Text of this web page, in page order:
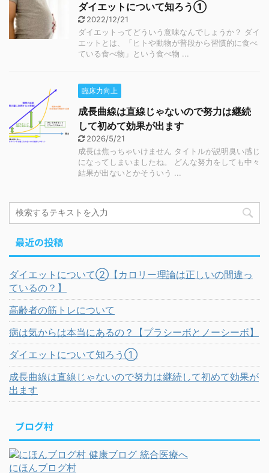
ダイエットについて知ろう①
2022/12/21
ダイエットってどういう意味なんでしょうか？ ダイ
エットとは、「ヒトや動物が普段から習慣的に食べ
ている食べ物」という食べ物 ...
臨床力向上
成長曲線は直線じゃないので努力は継続
して初めて効果が出ます
2026/5/21
成長は焦っちゃいけません タイトルが説明臭い感じ
になってしまいましたね。 どんな努力をしても中々
結果が出ないとかそういう ...
最近の投稿
ダイエットについて②【カロリー理論は正しいの間違っ
ているの？】
高齢者の筋トレについて
病は気からは本当にあるの？【プラシーボとノーシーボ】
ダイエットについて知ろう①
成長曲線は直線じゃないので努力は継続して初めて効果が
出ます
ブログ村
にほんブログ村